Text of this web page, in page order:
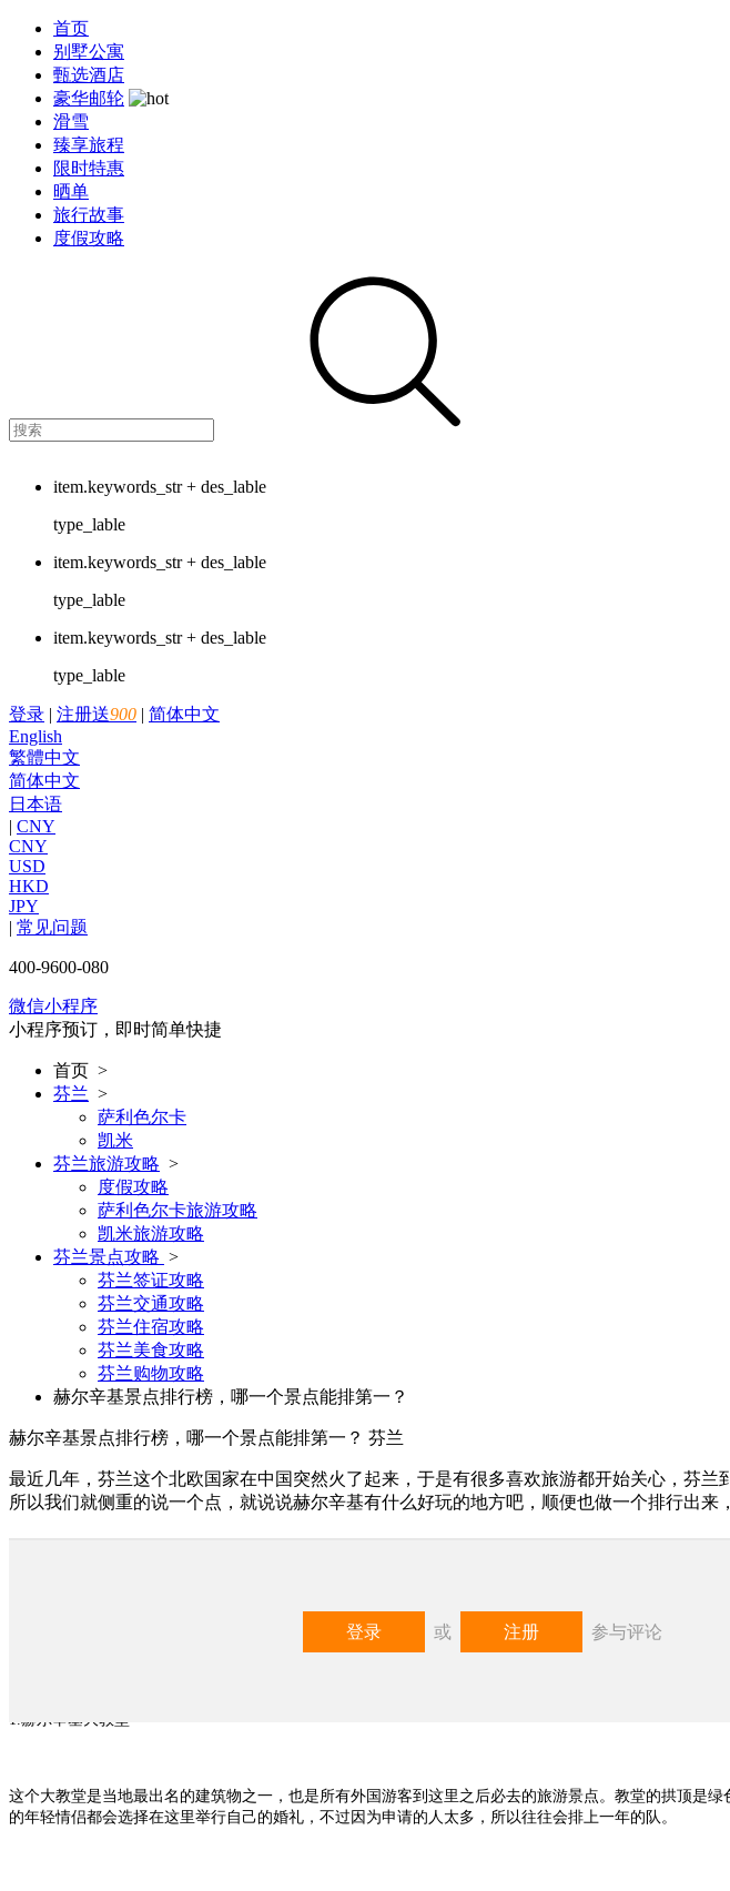
首页
别墅公寓
甄选酒店
豪华邮轮
滑雪
臻享旅程
限时特惠
晒单
旅行故事
度假攻略
item.keywords_str + des_lable
type_lable
item.keywords_str + des_lable
type_lable
item.keywords_str + des_lable
type_lable
登录 | 注册送900 | 简体中文
English
繁體中文
简体中文
日本语
| CNY
CNY
USD
HKD
JPY
| 常见问题
400-9600-080
微信小程序
小程序预订，即时简单快捷
首页 >
芬兰 >
萨利色尔卡
凯米
芬兰旅游攻略 >
度假攻略
萨利色尔卡旅游攻略
凯米旅游攻略
芬兰景点攻略 >
芬兰签证攻略
芬兰交通攻略
芬兰住宿攻略
芬兰美食攻略
芬兰购物攻略
赫尔辛基景点排行榜，哪一个景点能排第一？
赫尔辛基景点排行榜，哪一个景点能排第一？ 芬兰
最近几年，芬兰这个北欧国家在中国突然火了起来，于是有很多喜欢旅游都开始关心，芬
所以我们就侧重的说一个点，就说说赫尔辛基有什么好玩的地方吧，顺便也做一个排行出来
最近几年，芬兰这个北欧国家在中国突然火了起来，于是有很多喜欢旅游都开始关心，芬兰到底有什
点，就说说赫尔辛基有什么好玩的地方吧，顺便也做一个排行出来，也好给大家一个参考。
1.赫尔辛基大教堂
这个大教堂是当地最出名的建筑物之一，也是所有外国游客到这里之后必去的旅游景点。教堂的拱顶是
的年轻情侣都会选择在这里举行自己的婚礼，不过因为申请的人太多，所以往往会排上一年的队。
登录 或 注册 参与评论